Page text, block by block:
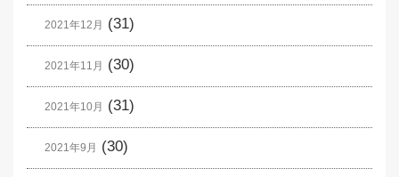
2021年12月 (31)
2021年11月 (30)
2021年10月 (31)
2021年9月 (30)